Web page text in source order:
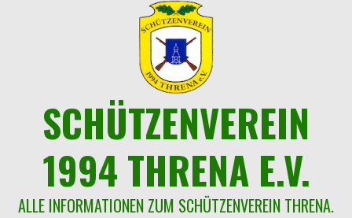
SCHÜTZENVEREIN
1994 THRENA E.V.
ALLE INFORMATIONEN ZUM SCHÜTZENVEREIN THRENA.